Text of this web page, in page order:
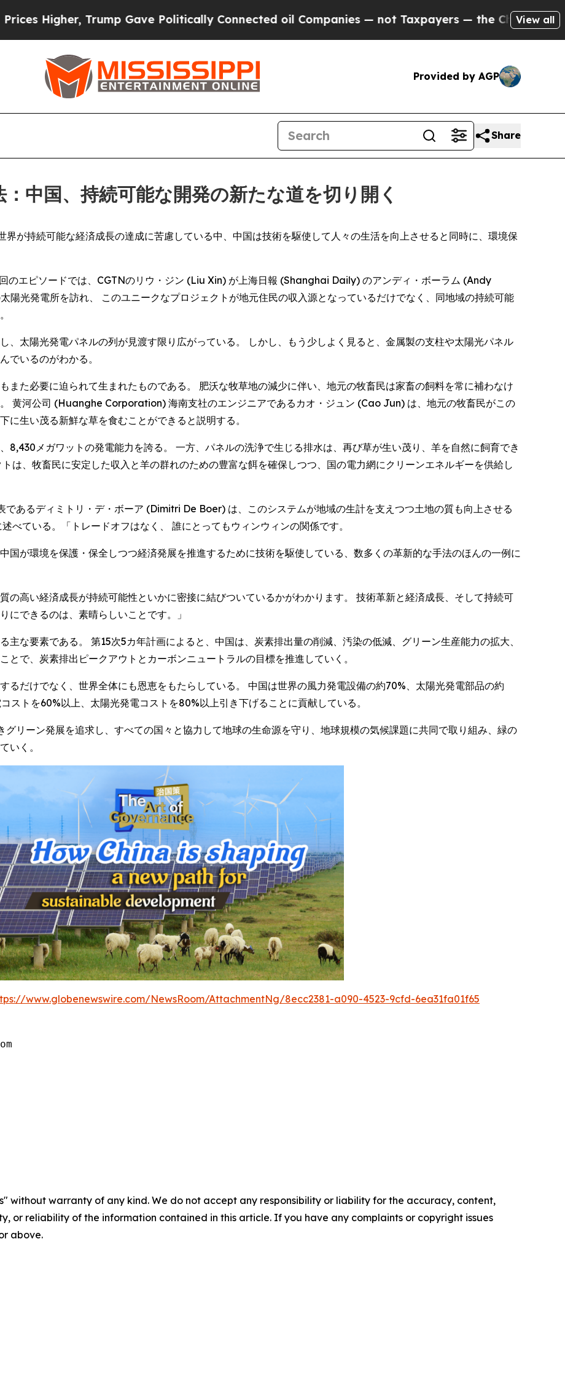
Trump Gave Politically Connected oil Companies — not Taxpayers — the Chance to Cash in on
View all
Provided by AGP
Share
中国、持続可能な開発の新たな道を切り開く
が持続可能な経済成長の達成に苦慮している中、中国は技術を駆使して人々の生活を向上させると同時に、環境保
のエピソードでは、CGTNのリウ・ジン (Liu Xin) が上海日報 (Shanghai Daily) のアンディ・ボーラム (Andy
陽光発電所を訪れ、 このユニークなプロジェクトが地元住民の収入源となっているだけでなく、同地域の持続可能
、太陽光発電パネルの列が見渡す限り広がっている。 しかし、もう少しよく見ると、金属製の支柱や太陽光パネル
でいるのがわかる。
また必要に迫られて生まれたものである。 肥沃な牧草地の減少に伴い、地元の牧畜民は家畜の飼料を常に補わなけ
黄河公司 (Huanghe Corporation) 海南支社のエンジニアであるカオ・ジュン (Cao Jun) は、地元の牧畜民がこの
生い茂る新鮮な草を食むことができると説明する。
8,430メガワットの発電能力を誇る。 一方、パネルの洗浄で生じる排水は、再び草が生い茂り、羊を自然に飼育でき
は、牧畜民に安定した収入と羊の群れのための豊富な餌を確保しつつ、国の電力網にクリーンエネルギーを供給し
あるディミトリ・デ・ボーア (Dimitri De Boer) は、このシステムが地域の生計を支えつつ土地の質も向上させる
べている。「トレードオフはなく、 誰にとってもウィンウィンの関係です。
国が環境を保護・保全しつつ経済発展を推進するために技術を駆使している、数多くの革新的な手法のほんの一例に
の高い経済成長が持続可能性といかに密接に結びついているかがわかります。 技術革新と経済成長、そして持続可
にできるのは、素晴らしいことです。」
主な要素である。 第15次5カ年計画によると、中国は、炭素排出量の削減、汚染の低減、グリーン生産能力の拡大、
とで、炭素排出ピークアウトとカーボンニュートラルの目標を推進していく。
るだけでなく、世界全体にも恩恵をもたらしている。 中国は世界の風力発電設備の約70%、太陽光発電部品の約
ストを60%以上、太陽光発電コストを80%以上引き下げることに貢献している。
リーン発展を追求し、すべての国々と協力して地球の生命源を守り、地球規模の気候課題に共同で取り組み、緑の
いく。
www.globenewswire.com/NewsRoom/AttachmentNg/8ecc2381-a090-4523-9cfd-6ea31fa01f65
without warranty of any kind. We do not accept any responsibility or liability for the accuracy, content,
or reliability of the information contained in this article. If you have any complaints or copyright issues
above.